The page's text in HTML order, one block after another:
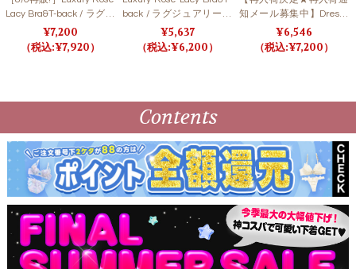
Lacy Bra&T-back / ラグジ
ュアリーローズレーシー
ブラ＆Tバック
7,200
7,920
back / ラグジュアリーロ
ーズレーシーブラ＆Tバ
ック【LB5500】
5,637
6,200
知メール募集中】Dressy
Flower Lady Bra&Shorts/
Pink ドレッシーフラワー
6,546
7,200
Contents